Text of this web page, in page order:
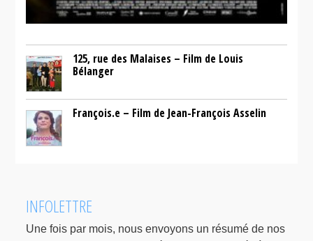
125, rue des Malaises – Film de Louis
Bélanger
François.e – Film de Jean-François Asselin
INFOLETTRE
Une fois par mois, nous envoyons un résumé de nos